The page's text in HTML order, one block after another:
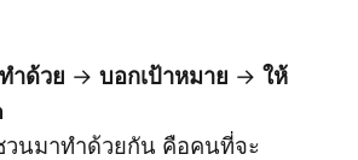
ำด้วย → บอกเป้าหมาย → ให้
นมาทำด้วยกัน คือคนที่จะ